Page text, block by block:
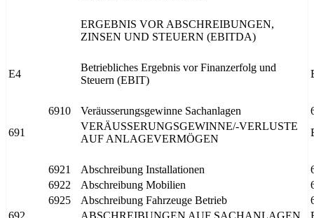
ERGEBNIS VOR ABSCHREIBUNGEN,
ZINSEN UND STEUERN (EBITDA)
E4
Betriebliches Ergebnis vor Finanzerfolg und
Steuern (EBIT)
6910 Veräusserungsgewinne Sachanlagen
691
VERÄUSSERUNGSGEWINNE/-VERLUSTE
AUF ANLAGEVERMÖGEN
6921 Abschreibung Installationen
6922
Abschreibung Mobilien
6925
Abschreibung Fahrzeuge Betrieb
692
ABSCHREIBUNGEN AUF SACHANLAGEN